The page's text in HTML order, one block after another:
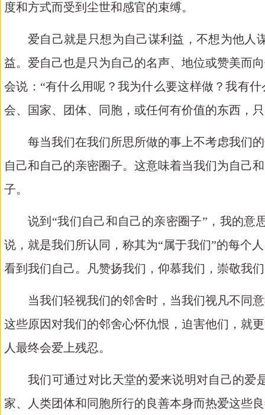
度和方式而受到尘世和感官的束缚。
爱自己就是只想为自己谋利益，不想为他人
益。爱自己也是只为自己的名声、地位或赞美而
会说： “有什么用呢？我为什么要这样做？我有
会、国家、团体、同胞，或任何有价值的东西，
每当我们在我们所思所做的事上不考虑我们
自己和自己的亲密圈子。这意味着当我们为自己
子。
说到 “我们自己和自己的亲密圈子”，我的
说，就是我们所认同，称其为“属于我们”的每个
看到我们自己。凡赞扬我们，仰慕我们，崇敬我
当我们轻视我们的邻舍时，当我们视凡不同
这些原因对我们的邻舍心怀仇恨，迫害他们，就
人最终会爱上残忍。
我们可通过对比天堂的爱来说明对自己的爱
家、人类团体和同胞所行的良善本身而热爱这些